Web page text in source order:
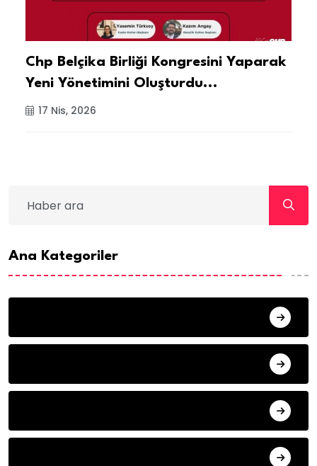
Chp Belçika Birliği Kongresini Yaparak
Yeni Yönetimini Oluşturdu...
17 Nis, 2026
Ana Kategoriler